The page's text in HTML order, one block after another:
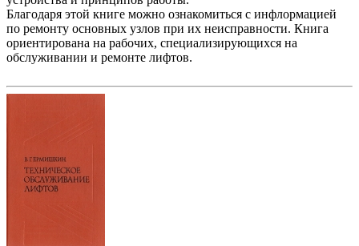
Благодаря этой книге можно ознакомиться с инфлормацией
по ремонту основных узлов при их неисправности. Книга
ориентирована на рабочих, специализирующихся на
обслуживании и ремонте лифтов.